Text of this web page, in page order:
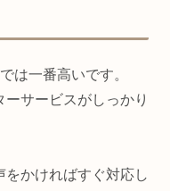
は一番高いです。
サービスがしっかり
かければすぐ対応し